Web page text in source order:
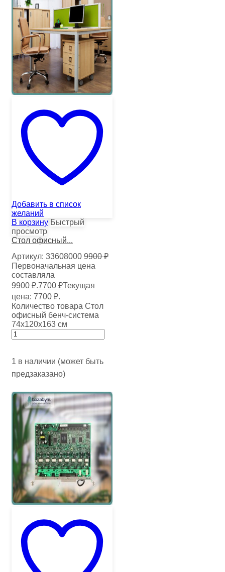
Добавить в список
желаний
В корзину Быстрый
просмотр
Стол офисный...
Артикул: 33608000 9900₽
Первоначальная цена
составляла
9900 ₽.7700 ₽Текущая
цена: 7700 ₽.
Количество товара Стол
офисный бенч-система
74х120х163 см
1 в наличии (может быть
предзаказано)